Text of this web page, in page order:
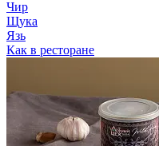
Чир
Щука
Язь
Как в ресторане